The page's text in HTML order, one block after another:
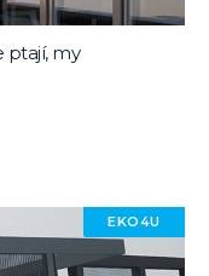
ptají, my
EKO4U